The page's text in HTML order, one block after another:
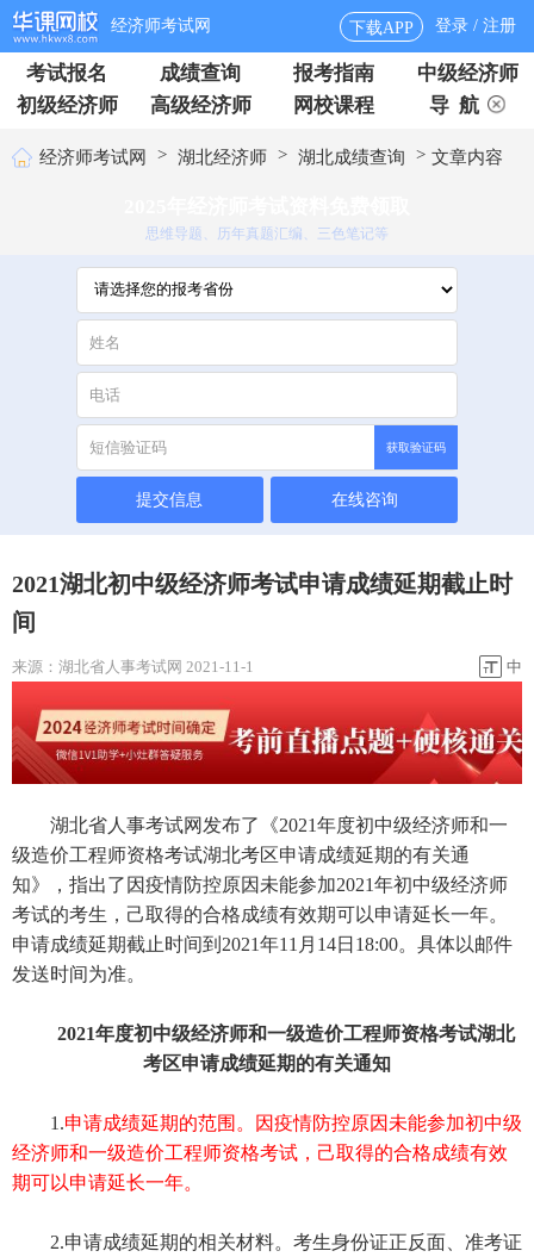
经济师考试网 下载APP 登录 / 注册
考试报名 成绩查询 报考指南
中级经济师
初级经济师
高级经济师 网校课程 导 航
经济师考试网 > 湖北经济师 > 湖北成绩查询 > 文章内容
思维导题、历年真题汇编、三色笔记等
获取验证码
提交信息 在线咨询
2021湖北初中级经济师考试申请成绩延期截止时
间
来源： 湖北省人事考试网 2021-11-1 中
湖北省人事考试网发布了《2021年度初中级经济师和一
级造价工程师资格考试湖北考区申请成绩延期的有关通
知》，指出了因疫情防控原因未能参加2021年初中级经济师
考试的考生，己取得的合格成绩有效期可以申请延长一年。
申请成绩延期截止时间到2021年11月14日18:00。具体以邮件
发送时间为准。
2021年度初中级经济师和一级造价工程师资格考试湖北
考区申请成绩延期的有关通知
1.申请成绩延期的范围。因疫情防控原因未能参加初中级
经济师和一级造价工程师资格考试，己取得的合格成绩有效
期可以申请延长一年。
2.申请成绩延期的相关材料。考生身份证正反面、准考证